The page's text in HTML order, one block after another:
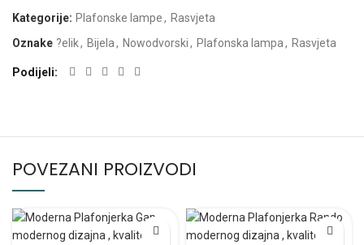
Kategorije: Plafonske lampe, Rasvjeta
Oznake ?elik, Bijela, Nowodvorski, Plafonska lampa, Rasvjeta
Podijeli
POVEZANI PROIZVODI